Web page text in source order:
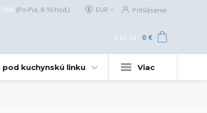
EUR Prihlásenie
909 (Po-Pia, 8-16 hod.)
0 ks za 0 €
pod kuchynskú linku Viac